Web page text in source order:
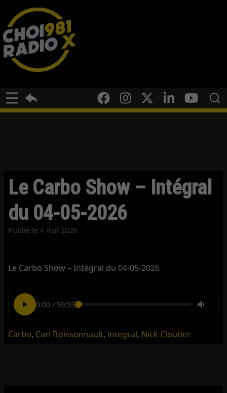
Le Carbo Show – Intégral
du 04-05-2026
Publié le4 mai 2026
Le Carbo Show – Intégral du 04-05-2026
0:00/ 59:55
Carbo, Carl Boissonnault, integral, Nick Cloutier